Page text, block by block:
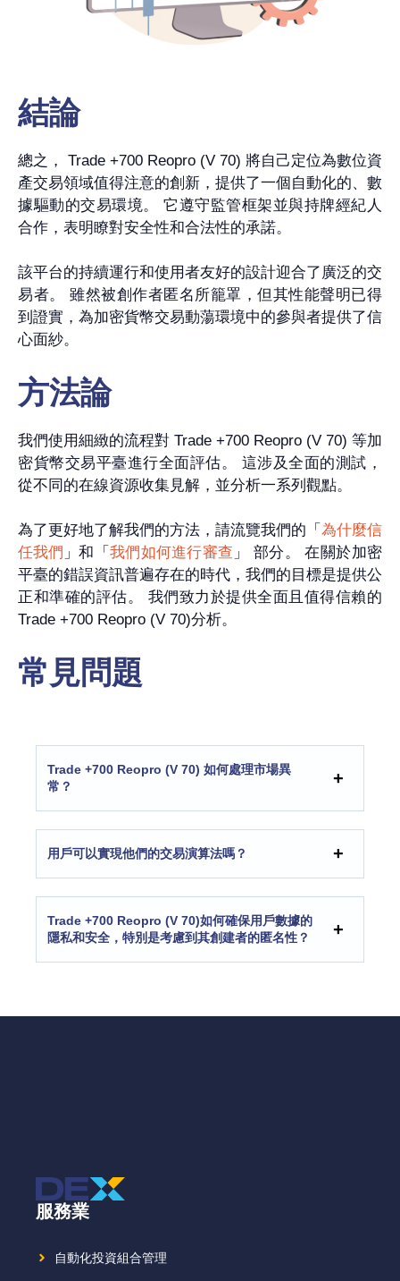
結論
總之， Trade +700 Reopro (V 70) 將自己定位為數位資
產交易領域值得注意的創新，提供了一個自動化的、數
據驅動的交易環境。 它遵守監管框架並與持牌經紀人
合作，表明瞭對安全性和合法性的承諾。
該平台的持續運行和使用者友好的設計迎合了廣泛的交
易者。 雖然被創作者匿名所籠罩，但其性能聲明已得
到證實，為加密貨幣交易動蕩環境中的參與者提供了信
心面紗。
方法論
我們使用細緻的流程對 Trade +700 Reopro (V 70) 等加
密貨幣交易平臺進行全面評估。 這涉及全面的測試，
從不同的在線資源收集見解，並分析一系列觀點。
為了更好地了解我們的方法，請流覽我們的「 為什麼信
任我們 」和「 我們如何進行審查 」 部分。 在關於加密
平臺的錯誤資訊普遍存在的時代，我們的目標是提供公
正和準確的評估。 我們致力於提供全面且值得信賴的
Trade +700 Reopro (V 70)分析。
常見問題
Trade +700 Reopro (V 70) 如何處理市場異
常？
用戶可以實現他們的交易演算法嗎？
Trade +700 Reopro (V 70)如何確保用戶數據的
隱私和安全，特別是考慮到其創建者的匿名性？
服務業
自動化投資組合管理